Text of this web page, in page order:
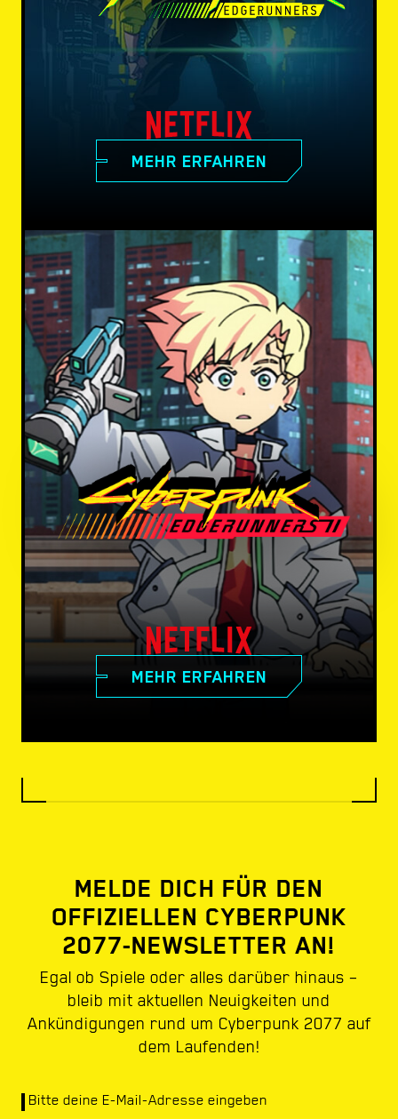
MEHR ERFAHREN
MEHR ERFAHREN
MELDE DICH FÜR DEN
OFFIZIELLEN CYBERPUNK
2077-NEWSLETTER AN!
Egal ob Spiele oder alles darüber hinaus –
bleib mit aktuellen Neuigkeiten und
Ankündigungen rund um Cyberpunk 2077 auf
dem Laufenden!
Bitte deine E-Mail-Adresse eingeben